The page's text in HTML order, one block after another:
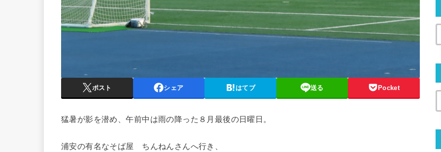
ポスト シェア はてブ 送る Pocket
猛暑が影を潜め、午前中は雨の降った８月最後の日曜日。
浦安の有名なそば屋 ちんねんさんへ行き、